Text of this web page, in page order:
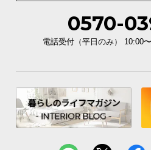
0570-
電話受付（平日のみ） 10:00